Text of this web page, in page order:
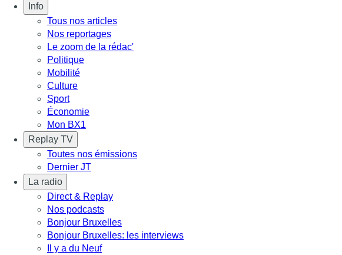
Info
Tous nos articles
Nos reportages
Le zoom de la rédac'
Politique
Mobilité
Culture
Sport
Économie
Mon BX1
Replay TV
Toutes nos émissions
Dernier JT
La radio
Direct & Replay
Nos podcasts
Bonjour Bruxelles
Bonjour Bruxelles: les interviews
Il y a du Neuf